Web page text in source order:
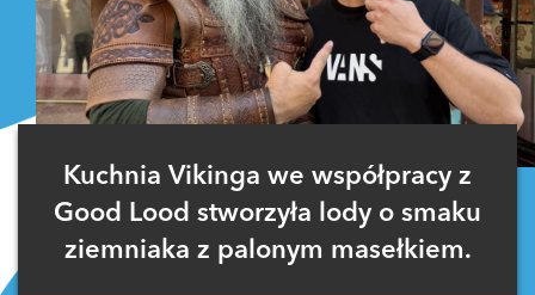
Kuchnia Vikinga we współpracy z
Good Lood stworzyła lody o smaku
ziemniaka z palonym masełkiem.